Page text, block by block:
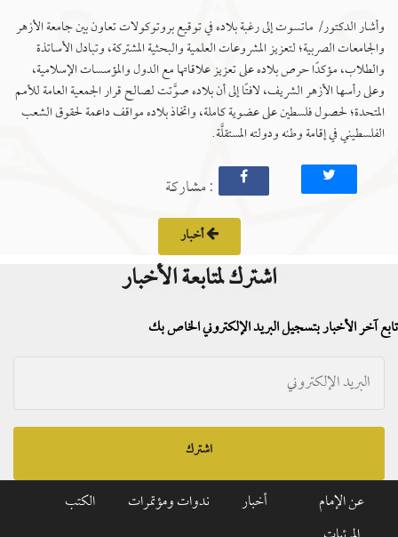
وأشار الدكتور/ ماتسوت إلى رغبة بلاده في توقيع بروتوكولات تعاون بين جامعة الأزهر
والجامعات الصربية؛ لتعزيز المشروعات العلمية والبحثية المشتركة، وتبادل الأساتذة
والطلاب، مؤكدًا حرص بلاده على تعزيز علاقاتها مع الدول والمؤسسات الإسلامية،
وعلى رأسها الأزهر الشريف، لافتًا إلى أن بلاده صوَّتت لصالح قرار الجمعية العامة للأمم
المتحدة؛ لحصول فلسطين على عضوية كاملة، واتخاذ بلاده مواقف داعمة لحقوق الشعب
الفلسطيني في إقامة وطنه ودولته المستقلَّة.
: مشاركة
أخبار
اشترك لمتابعة الأخبار
تابع آخر الأخبار بتسجيل البريد الإلكتروني الخاص بك
اشترك
عن الإمام أخبار ندوات ومؤتمرات
الكتب